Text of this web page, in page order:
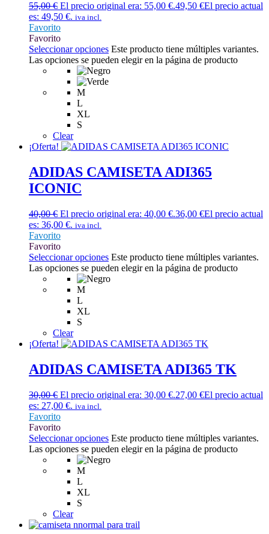
55,00€ El precio original era: 55,00 €.49,50 €El precio actual
es: 49,50 €. iva incl.
Favorito
Favorito
Seleccionar opciones Este producto tiene múltiples variantes.
Las opciones se pueden elegir en la página de producto
M
L
XL
S
Clear
¡Oferta!
ADIDAS CAMISETA ADI365
ICONIC
40,00€ El precio original era: 40,00 €.36,00 €El precio actual
es: 36,00 €. iva incl.
Favorito
Favorito
Seleccionar opciones Este producto tiene múltiples variantes.
Las opciones se pueden elegir en la página de producto
M
L
XL
S
Clear
¡Oferta!
ADIDAS CAMISETA ADI365 TK
30,00€ El precio original era: 30,00 €.27,00 €El precio actual
es: 27,00 €. iva incl.
Favorito
Favorito
Seleccionar opciones Este producto tiene múltiples variantes.
Las opciones se pueden elegir en la página de producto
M
L
XL
S
Clear